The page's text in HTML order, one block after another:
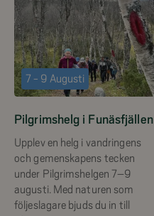
7 - 9 Augusti
Pilgrimshelg i Funäsfjällen
Upplev en helg i vandringens
och gemenskapens tecken
under Pilgrimshelgen 7–9
augusti. Med naturen som
följeslagare bjuds du in till